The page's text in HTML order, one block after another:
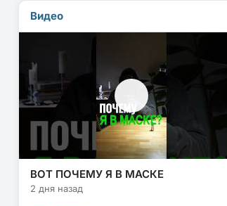
Видео
ВОТ ПОЧЕМУ Я В МАСКЕ
2 дня назад